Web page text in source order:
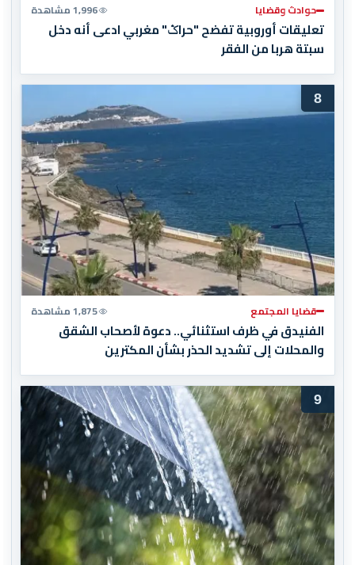
حوادث وقضايا 1,996 مشاهدة
تعليقات أوروبية تفضح "حراݣ" مغربي ادعى أنه دخل
سبتة هربا من الفقر
8
قضايا المجتمع 1,875 مشاهدة
الفنيدق في ظرف استثنائي.. دعوة لأصحاب الشقق
والمحلات إلى تشديد الحذر بشأن المكترين
9